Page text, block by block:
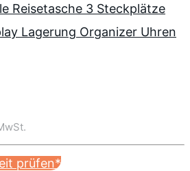
Reisetasche 3 Steckplätze
Lagerung Organizer Uhren
prüfen*